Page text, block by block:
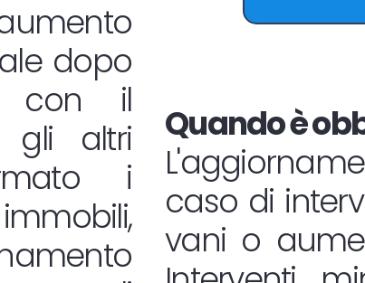
dopo
con il
gli altri
i
Quando è
caso di
vani o